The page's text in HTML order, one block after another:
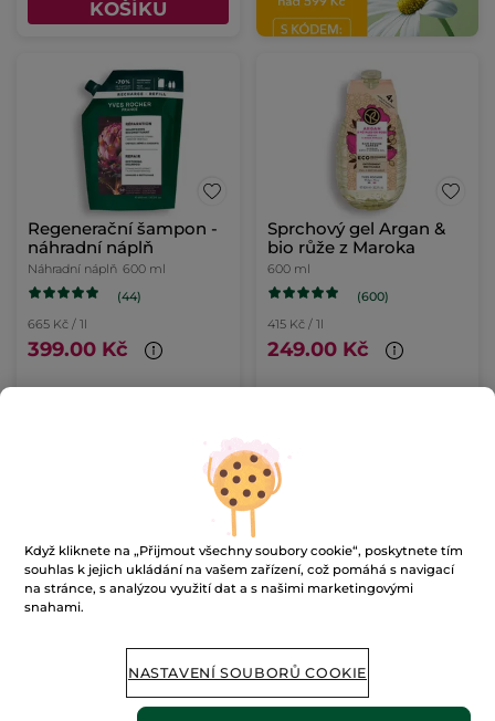
KOŠÍKU
Regenerační šampon -
náhradní náplň
Náhradní náplň 600 ml
(44)
665 Kč / 1l
399.00 Kč
Sprchový gel Argan &
bio růže z Maroka
600 ml
(600)
415 Kč / 1l
249.00 Kč
Koncentrovaný
sprchový gel na tělo a
vlasy Monoï
Když kliknete na „Přijmout všechny soubory cookie“, poskytnete tím
souhlas k jejich ukládání na vašem zařízení, což pomáhá s navigací
na stránce, s analýzou využití dat a s našimi marketingovými
snahami.
NASTAVENÍ SOUBORŮ COOKIE